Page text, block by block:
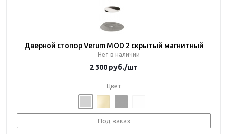
Дверной стопор Verum MOD 2 скрытый магнитный
Нет в наличии
2 300 руб./шт
Цвет
Под заказ